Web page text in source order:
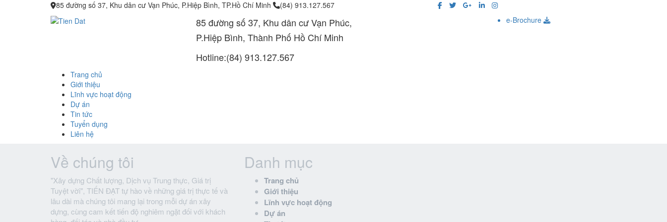
85 đường số 37, Khu dân cư Vạn Phúc, P.Hiệp Bình, TP.Hồ Chí Minh (84) 913.127.567
85 đường số 37, Khu dân cư Vạn Phúc,
P.Hiệp Bình, Thành Phố Hồ Chí Minh
Hotline:(84) 913.127.567
e-Brochure
Trang chủ
Giới thiệu
Lĩnh vực hoạt động
Dự án
Tin tức
Tuyển dụng
Liên hệ
Về chúng tôi
"Xây dựng Chất lượng, Dịch vụ Trung thực, Giá trị
Tuyệt vời", TIẾN ĐẠT tự hào về những giá trị thực tế và
lâu dài mà chúng tôi mang lại trong mỗi dự án xây
dựng, cùng cam kết tiến độ nghiêm ngặt đối với khách
Danh mục
Trang chủ
Giới thiệu
Lĩnh vực hoạt động
Dự án